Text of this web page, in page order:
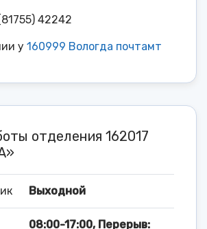
42242
у 160999 Вологда почтамт
отделения 162017
Выходной
08:00-17:00, Перерыв: